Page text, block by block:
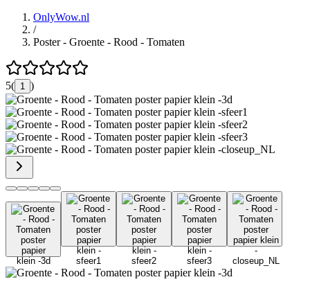
OnlyWow.nl
/
Poster - Groente - Rood - Tomaten
5( 1 )